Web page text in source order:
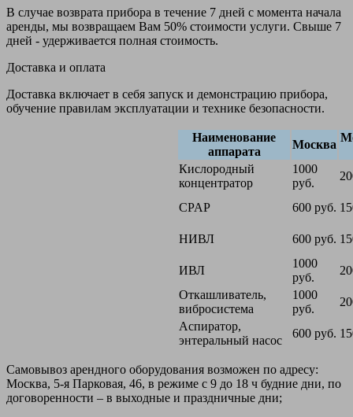
В случае возврата прибора в течение 7 дней с момента начала
аренды, мы возвращаем Вам 50% стоимости услуги. Свыше 7
дней - удерживается полная стоимость.
Доставка и оплата
Доставка включает в себя запуск и демонстрацию прибора,
обучение правилам эксплуатации и технике безопасности.
Наименование
аппарата
Москва
Кислородный
концентратор
1000
руб.
CPAP 600 руб.
НИВЛ 600 руб.
ИВЛ
1000
руб.
Откашливатель,
вибросистема
1000
руб.
Аспиратор,
энтеральный насос
600 руб.
Самовывоз арендного оборудования возможен по адресу:
Москва, 5-я Парковая, 46, в режиме с 9 до 18 ч будние дни, по
договоренности – в выходные и праздничные дни;